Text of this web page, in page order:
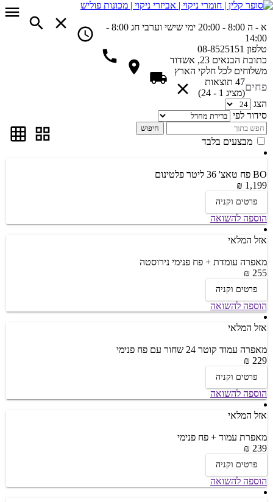
א - ה 8:00 - 20:00
ימי שישי וערבי חג 8:00 -
14:00
טלפון 08-8525151
כתובת הבנאים 23, אשדוד
משלוחים לכל חלקי הארץ
פחים
47 תוצאות
(מציג 1 - 24)
הצג
סידור לפי
חיפוש
מבצעים בלבד
BO פח טאצ' 36 ליטר פלטינום
1,199 ₪
פרטים וקניה
הוספה להשואה
אזל המלאי
מאפרה עומדת + פח פנימי נירוסטה
255 ₪
פרטים וקניה
הוספה להשואה
אזל המלאי
מאפרה עמוד קוטר 24 שחור עם פח פנימי
229 ₪
פרטים וקניה
הוספה להשואה
אזל המלאי
מאפרת עמוד + פח פנימי
239 ₪
פרטים וקניה
הוספה להשואה